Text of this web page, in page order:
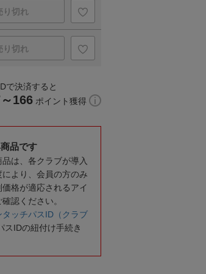
り切れ
り切れ
で決済すると
166 ポイント獲得
品です
は、各クラブが導入
より、会員の方のみ
格が適応されるアイ
確認ください。
タッチパスID（クラブ
スIDの紐付け手続き